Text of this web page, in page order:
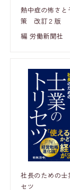
熱中症の怖さと
策 改訂２版
編 労働新聞社
社長のための士
セツ